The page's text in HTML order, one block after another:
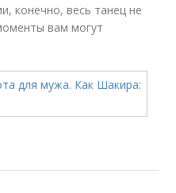
конечно, весь танец не
вам могут